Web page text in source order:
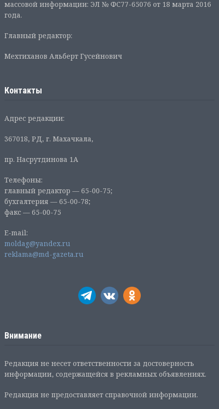
массовой информации: ЭЛ № ФС77-65076 от 18 марта 2016
года.
Главный редактор:
Мехтиханов Альберт Гусейнович
Контакты
Адрес редакции:
367018, РД, г. Махачкала,
пр. Насрутдинова 1А
Телефоны:
главный редактор — 65-00-75;
бухгалтерия — 65-00-78;
факс — 65-00-75
E-mail:
moldag@yandex.ru
reklama@md-gazeta.ru
Внимание
Редакция не несет ответственности за достоверность
информации, содержащейся в рекламных объявлениях.
Редакция не предоставляет справочной информации.